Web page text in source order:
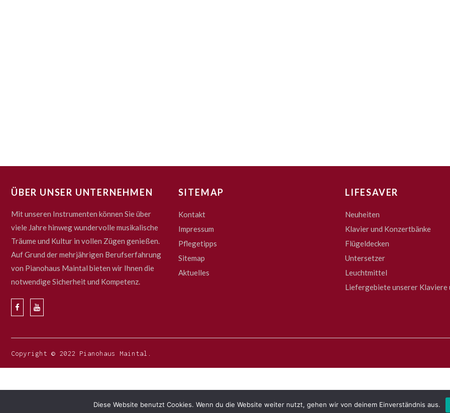
ÜBER UNSER UNTERNEHMEN
Mit unseren Instrumenten können Sie über
viele Jahre hinweg wundervolle musikalische
Träume und Kultur in vollen Zügen genießen.
Auf Grund der mehrjährigen Berufserfahrung
von Pianohaus Maintal bieten wir Ihnen die
notwendige Sicherheit und Kompetenz.
SITEMAP
Kontakt
Impressum
Pflegetipps
Sitemap
Aktuelles
LIFESAVER
Neuheiten
Klavier und Konzertbänke
Flügeldecken
Untersetzer
Leuchtmittel
Liefergebiete unserer Klaviere
Copyright © 2022 Pianohaus Maintal.
Diese Website benutzt Cookies. Wenn du die Website weiter nutzt, gehen wir von deinem Einverständnis aus.